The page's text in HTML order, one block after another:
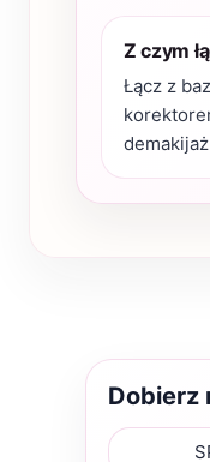
Z czym
Łącz z
Dobierz